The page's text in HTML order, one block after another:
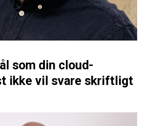
som din cloud-
ikke vil svare skriftligt